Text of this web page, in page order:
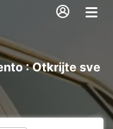
: Otkrijte sve